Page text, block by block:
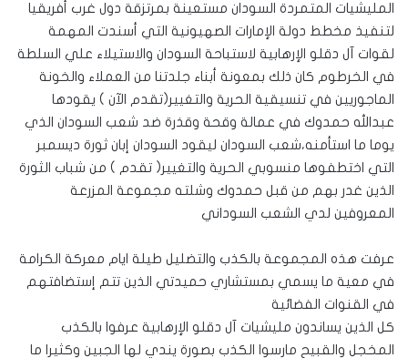
المليشيات المتمردة السودان مستعينة بمرتزقة دول غرب أفريقيا
لتنفيذ مخطط دولة الإمارات الصهيونية التي أسندت المهمة
لقوات آل دقلو الإرهابية لاستباحة السودان والاستيلاء علي السلطة
في الخرطوم كان ذلك بمعونة أبناء جلدتنا من العملاء والخونة
الماجوريين في تنسيقية الحرية والتغيير(تقدم الآن ) يقودها
عبدالله حمدوك في عمالة وقحة وقذرة ضد شعب السودان الذي
يوما ما استأمنه،شعب السودان ليقود السودان إبان ثورة ديسمبر
التي اختطفوها منسوبي الحرية والتغيير( تقدم ) من شباب الثورة
الذين غدر بهم من قبل حمدوك وشلته مجموعة المزرعة
المعروفين لدي الشعب السوداني
عرفت هذه المجموعة بالكذب والتضليل طيلة ايام معركة الكرامة
في معية ما يسمي بمستشاري حميدتي الذين تتم إستضافتهم
في القنوات الفضائية
كل الذين يساندون مليشيات آل دقلو الإرهابية عرفوا بالكذب
المخجل والقبيح مارسوا الكذب بصورة يندي لها الجبين وكثيرا ما